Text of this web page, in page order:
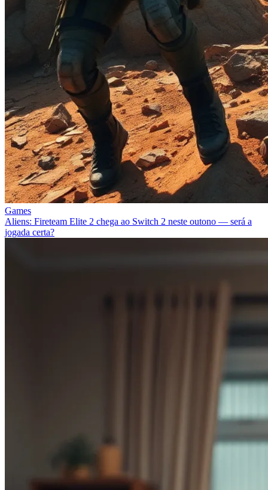
Games
Aliens: Fireteam Elite 2 chega ao Switch 2 neste outono — será a
jogada certa?